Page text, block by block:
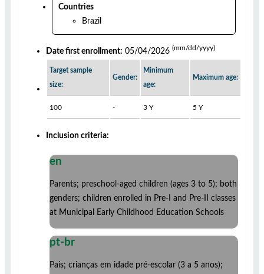
Countries
Brazil
Date first enrollment: 05/04/2026 (mm/dd/yyyy)
Target sample
size:
Gender:
Minimum
age:
Maximum age:
100 - 3 Y 5 Y
Inclusion criteria:
en
Parents; preschool-aged children (ages 3 to 5); both
genders; children enrolled in Pre-I and Pre-II classes
at Municipal Early Childhood Education Schools
pt-br
Pais; crianças em idade pré-escolar (3 a 5 anos);